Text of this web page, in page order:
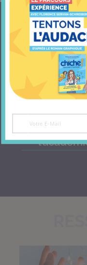
Apprendre
ligne et en
ateliers, des
Visiter